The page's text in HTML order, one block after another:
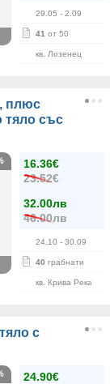
29.05 - 2.09
41 от 50
кв. Лозенец
плюс
тяло със
16.36€
23.52€
32.00лв
46.00лв
24.10 - 30.09
40 грабнати
кв. Крива Река
с
24.90€